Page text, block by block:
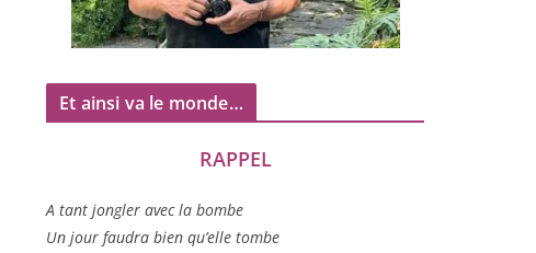
Et ainsi va le monde…
RAPPEL
A tant jon­gler avec la bombe
Un jour fau­dra bien qu’elle tombe